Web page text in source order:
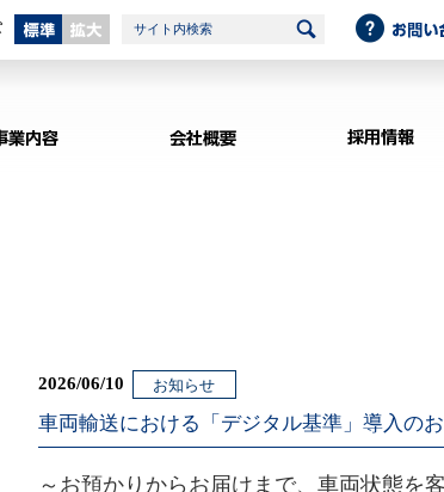
拡大
サイト内検索
2026/06/10 お知らせ
車両輸送における「デジタル基準」導入の
～お預かりからお届けまで、車両状態を